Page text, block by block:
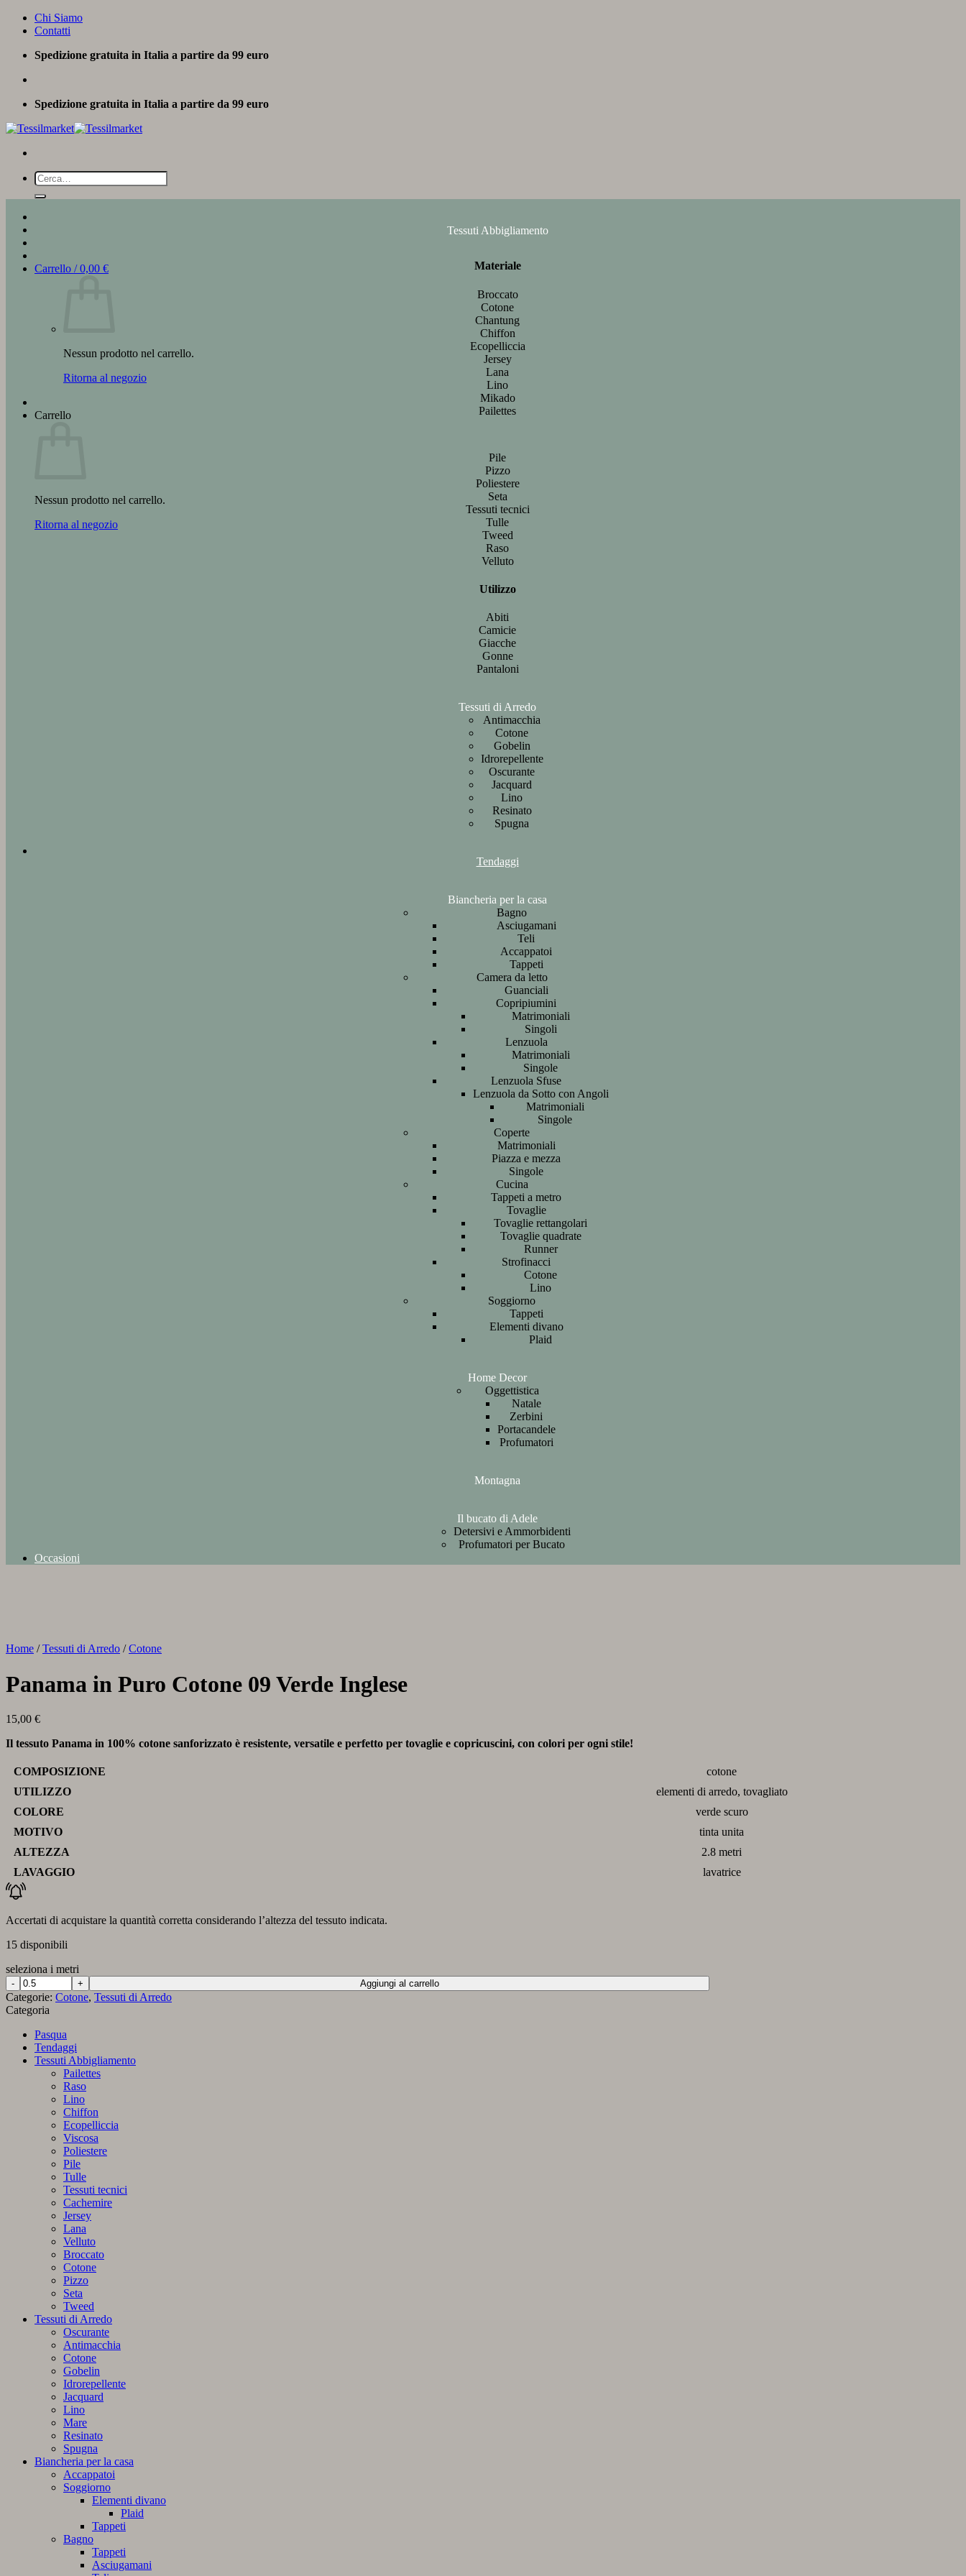
Salta
Chi Siamo
Contatti
Spedizione gratuita in Italia a partire da 99 euro
Spedizione gratuita in Italia a partire da 99 euro
Cerca:
Carrello /0,00 €
Nessun prodotto nel carrello.
Ritorna al negozio
Carrello
Nessun prodotto nel carrello.
Ritorna al negozio
Tessuti Abbigliamento
Materiale
Broccato
Cotone
Chantung
Chiffon
Ecopelliccia
Jersey
Lana
Lino
Mikado
Pailettes
Pile
Pizzo
Poliestere
Seta
Tessuti tecnici
Tulle
Tweed
Raso
Velluto
Utilizzo
Abiti
Camicie
Giacche
Gonne
Pantaloni
Tessuti di Arredo
Antimacchia
Cotone
Gobelin
Idrorepellente
Oscurante
Jacquard
Lino
Resinato
Spugna
Tendaggi
Biancheria per la casa
Bagno
Asciugamani
Teli
Accappatoi
Tappeti
Camera da letto
Guanciali
Copripiumini
Matrimoniali
Singoli
Lenzuola
Matrimoniali
Singole
Lenzuola Sfuse
Lenzuola da Sotto con Angoli
Matrimoniali
Singole
Coperte
Matrimoniali
Piazza e mezza
Singole
Cucina
Tappeti a metro
Tovaglie
Tovaglie rettangolari
Tovaglie quadrate
Runner
Strofinacci
Cotone
Lino
Soggiorno
Tappeti
Elementi divano
Plaid
Home Decor
Oggettistica
Natale
Zerbini
Portacandele
Profumatori
Montagna
Il bucato di Adele
Detersivi e Ammorbidenti
Profumatori per Bucato
Occasioni
Home / Tessuti di Arredo / Cotone
Panama in Puro Cotone 09 Verde Inglese
15,00 €
Il tessuto Panama in 100% cotone sanforizzato è resistente, versatile e perfetto per tovaglie e copricuscini, con colori per ogni stile!
COMPOSIZIONE
cotone
UTILIZZO
elementi di arredo, tovagliato
COLORE
verde scuro
MOTIVO
tinta unita
ALTEZZA
2.8 metri
LAVAGGIO
lavatrice
Accertati di acquistare la quantità corretta considerando l’altezza del tessuto indicata.
15 disponibili
seleziona i metri
Panama
in
Puro
Cotone
Verde
Inglese
Aggiungi al carrello
Categorie: Cotone, Tessuti di Arredo
Categoria
Pasqua
Tendaggi
Tessuti Abbigliamento
Pailettes
Raso
Lino
Chiffon
Ecopelliccia
Viscosa
Poliestere
Pile
Tulle
Tessuti tecnici
Cachemire
Jersey
Lana
Velluto
Broccato
Cotone
Pizzo
Seta
Tweed
Tessuti di Arredo
Oscurante
Antimacchia
Cotone
Gobelin
Idrorepellente
Jacquard
Lino
Mare
Resinato
Spugna
Biancheria per la casa
Accappatoi
Soggiorno
Elementi divano
Plaid
Tappeti
Bagno
Tappeti
Asciugamani